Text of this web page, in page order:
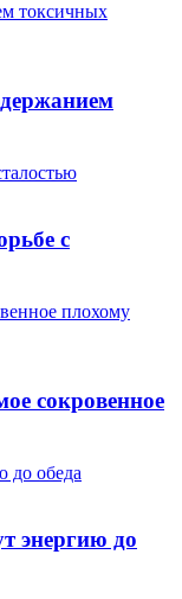
токсичных
с
плохому
сокровенное
до обеда
энергию до